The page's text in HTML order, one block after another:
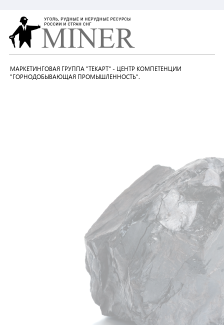
МАРКЕТИНГОВАЯ ГРУППА "ТЕКАРТ" - ЦЕНТР КОМПЕТЕНЦИИ
"ГОРНОДОБЫВАЮЩАЯ ПРОМЫШЛЕННОСТЬ".